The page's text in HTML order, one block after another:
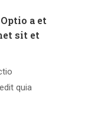
a et
sit et
quia